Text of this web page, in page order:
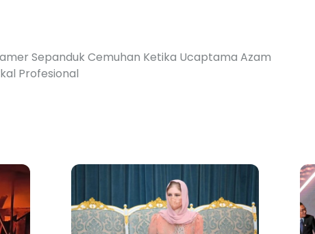
Sepanduk Cemuhan Ketika Ucaptama Azam
Profesional